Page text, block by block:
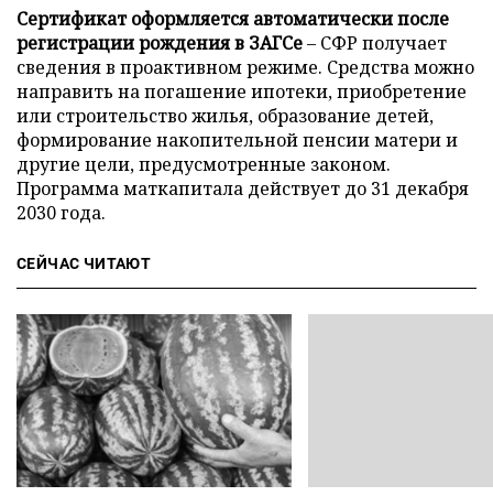
Сертификат оформляется автоматически после
регистрации рождения в ЗАГСе– СФР получает
сведения в проактивном режиме. Средства можно
направить на погашение ипотеки, приобретение
или строительство жилья, образование детей,
формирование накопительной пенсии матери и
другие цели, предусмотренные законом.
Программа маткапитала действует до 31 декабря
2030 года.
СЕЙЧАС ЧИТАЮТ